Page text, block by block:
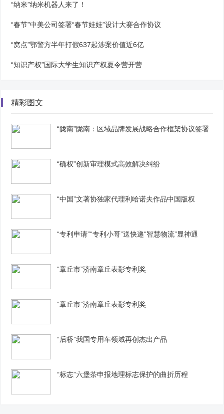
“纳米”纳米机器人来了！
“春节”中美公司签署“春节娃娃”设计大赛合作协议
“窝点”鄂警方半年打假637起涉案价值近6亿
“知识产权”国际大学生知识产权夏令营开营
精彩图文
“陇南”陇南：区域品牌发展战略合作框架协议签署
“确权”创新审理模式高效解决纠纷
“中国”文著协独家代理利哈诺夫作品中国版权
“专利申请”“专利小哥”送快递“智慧物流”显神通
“章丘市”济南章丘表彰专利奖
“章丘市”济南章丘表彰专利奖
“后桥”我国专用车领域再创杰出产品
“标志”六堡茶申报地理标志保护的曲折历程